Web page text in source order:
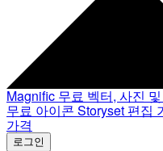
Magnific 무료 벡터, 사진
무료 아이콘 Storyset 편집
가격
로그인